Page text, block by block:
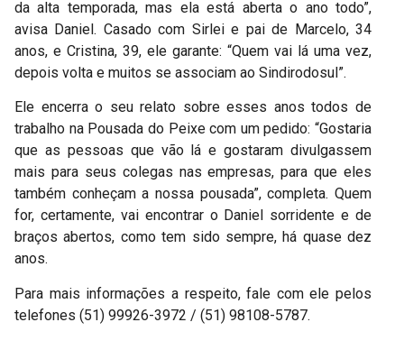
da alta temporada, mas ela está aberta o ano todo”,
avisa Daniel. Casado com Sirlei e pai de Marcelo, 34
anos, e Cristina, 39, ele garante: “Quem vai lá uma vez,
depois volta e muitos se associam ao Sindirodosul”.
Ele encerra o seu relato sobre esses anos todos de
trabalho na Pousada do Peixe com um pedido: “Gostaria
que as pessoas que vão lá e gostaram divulgassem
mais para seus colegas nas empresas, para que eles
também conheçam a nossa pousada”, completa. Quem
for, certamente, vai encontrar o Daniel sorridente e de
braços abertos, como tem sido sempre, há quase dez
anos.
Para mais informações a respeito, fale com ele pelos
telefones (51) 99926-3972 / (51) 98108-5787.